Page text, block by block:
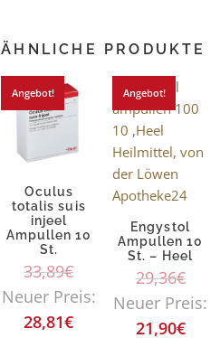
ÄHNLICHE PRODUKTE
Angebot!
Oculus
totalis suis
injeel
Ampullen 10
St.
33,89€
Neuer Preis:
28,81€
Angebot!
Engystol
Ampullen 10
St. – Heel
29,36€
Neuer Preis:
21,90€